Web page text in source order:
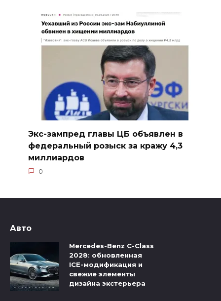
Экс-зампред главы ЦБ объявлен в
федеральный розыск за кражу 4,3
миллиардов
0
Авто
Mercedes-Benz C-Class
2028: обновленная
ICE-модификация и
свежие элементы
дизайна экстерьера